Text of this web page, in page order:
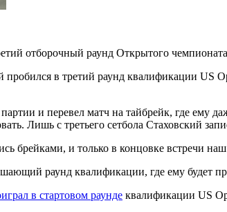
отборочный раунд Открытого
в третий раунд квалификации US
и перевел матч на тайбрейк, где ему
Лишь с третьего сетбола Стаховский
брейками, и только в концовке встречи
раунд квалификации, где ему будет
в стартовом раунде квалификации US